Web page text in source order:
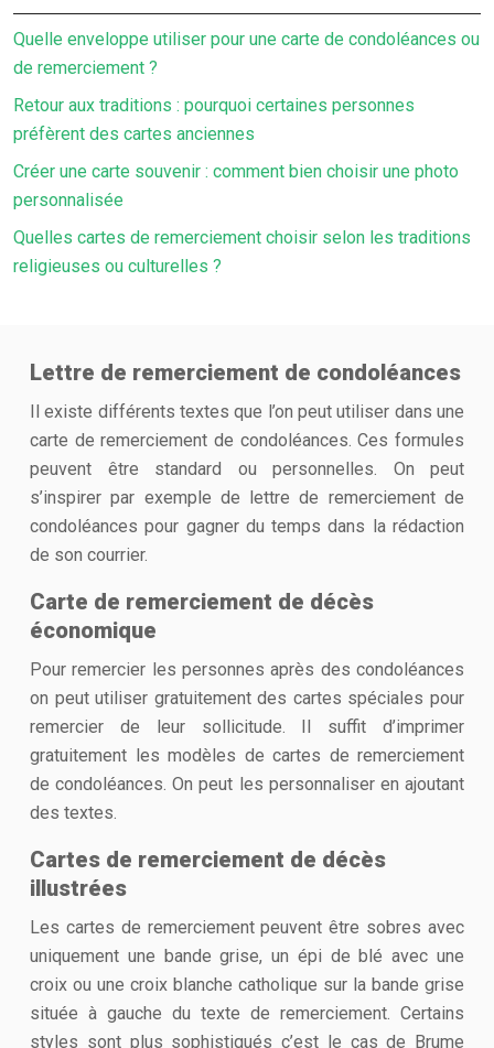
Quelle enveloppe utiliser pour une carte de condoléances ou
de remerciement ?
Retour aux traditions : pourquoi certaines personnes
préfèrent des cartes anciennes
Créer une carte souvenir : comment bien choisir une photo
personnalisée
Quelles cartes de remerciement choisir selon les traditions
religieuses ou culturelles ?
Lettre de remerciement de condoléances
Il existe différents textes que l’on peut utiliser dans une
carte de remerciement de condoléances. Ces formules
peuvent être standard ou personnelles. On peut
s’inspirer par exemple de lettre de remerciement de
condoléances pour gagner du temps dans la rédaction
de son courrier.
Carte de remerciement de décès
économique
Pour remercier les personnes après des condoléances
on peut utiliser gratuitement des cartes spéciales pour
remercier de leur sollicitude. Il suffit d’imprimer
gratuitement les modèles de cartes de remerciement
de condoléances. On peut les personnaliser en ajoutant
des textes.
Cartes de remerciement de décès
illustrées
Les cartes de remerciement peuvent être sobres avec
uniquement une bande grise, un épi de blé avec une
croix ou une croix blanche catholique sur la bande grise
située à gauche du texte de remerciement. Certains
styles sont plus sophistiqués c’est le cas de Brume